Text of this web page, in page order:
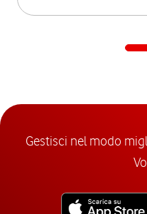
Gestisci nel modo